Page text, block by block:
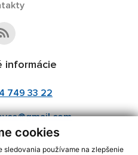
cookies
používame na zlepšenie
informácie
749 33 22